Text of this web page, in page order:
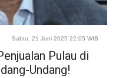
Sabtu, 21 Juni 2025 22:05 WIB
Pulau di
Undang!